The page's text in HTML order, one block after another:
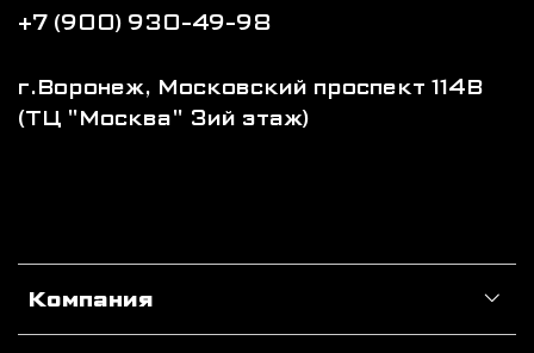
Компания
+7 (900) 930-49-98
г.Воронеж, Московский проспект 114В
(ТЦ "Москва" 3ий этаж)